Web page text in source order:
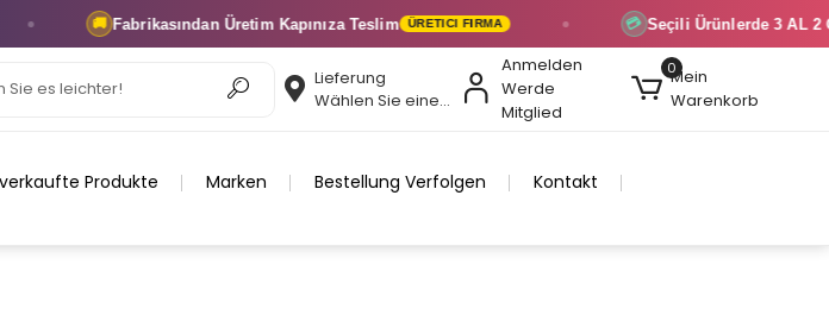
Fabrikasından ÜretimKapınıza Teslim ÜRETICI FIRMA Seçili Ürünlerde3 AL 2
Lieferung
Wählen Sie eine Region
Anmelden
Werde
Mitglied
0Mein
Warenkorb
Produkte Marken Bestellung Verfolgen Kontakt